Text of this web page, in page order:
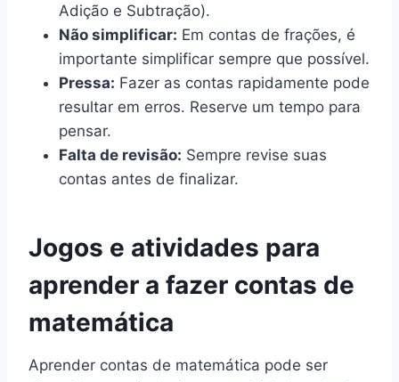
Adição e Subtração).
Não simplificar: Em contas de frações, é
importante simplificar sempre que possível.
Pressa: Fazer as contas rapidamente pode
resultar em erros. Reserve um tempo para
pensar.
Falta de revisão: Sempre revise suas
contas antes de finalizar.
Jogos e atividades para
aprender a fazer contas de
matemática
Aprender contas de matemática pode ser